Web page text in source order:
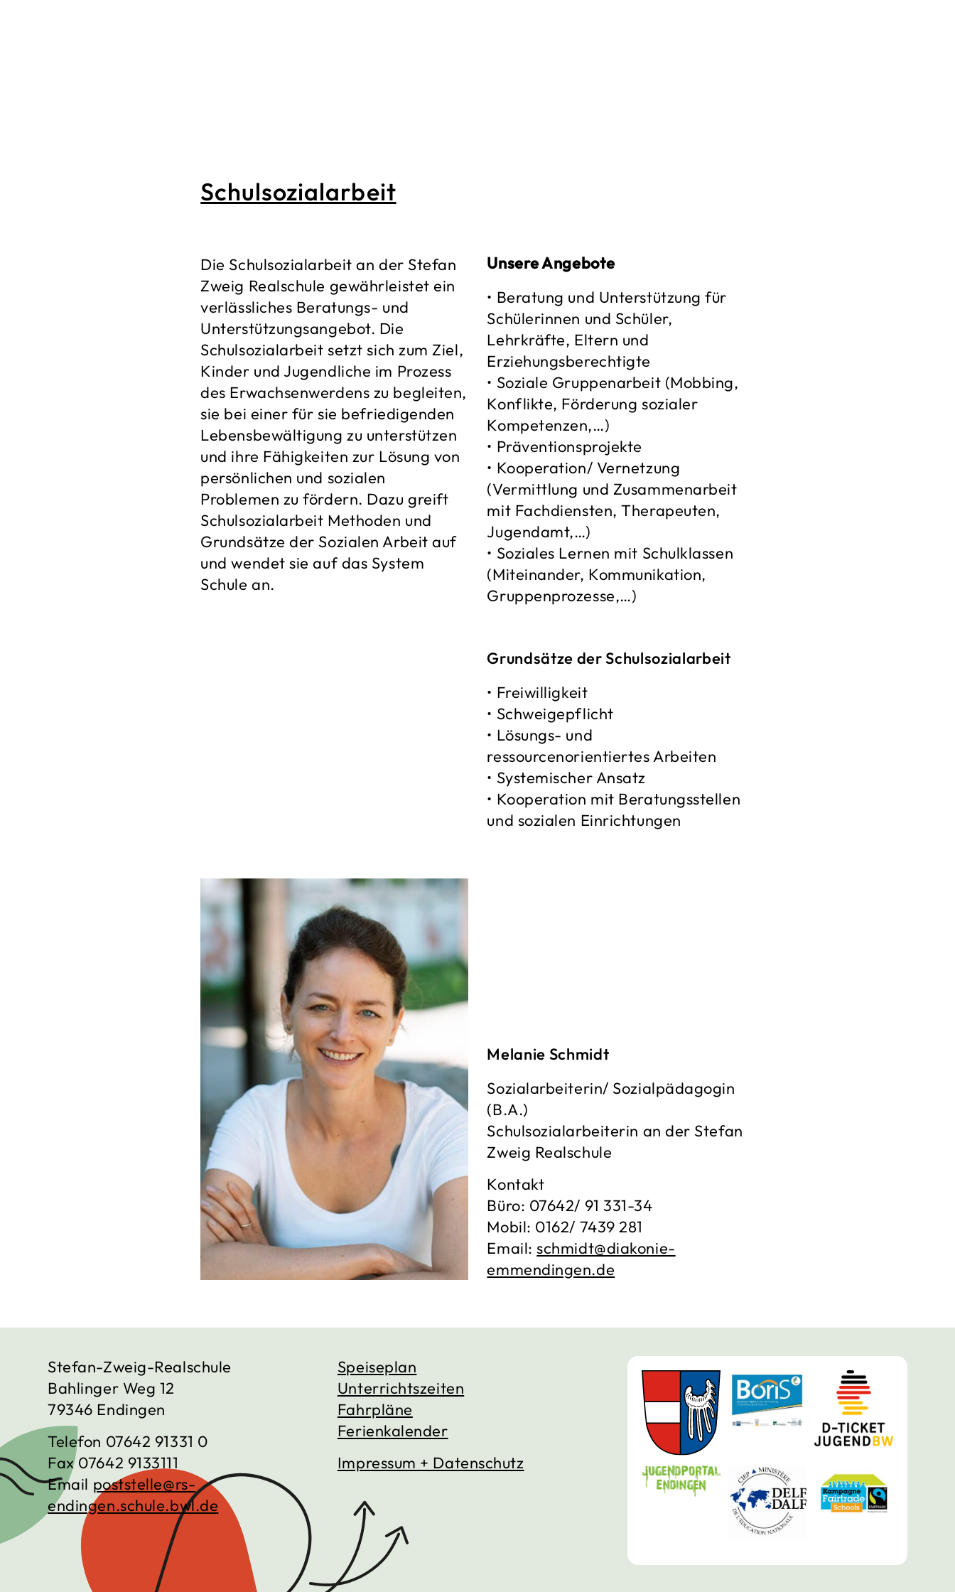
Schulsozialarbeit
Die Schulsozialarbeit an der Stefan
Zweig Realschule gewährleistet ein
verlässliches Beratungs- und
Unterstützungsangebot. Die
Schulsozialarbeit setzt sich zum Ziel,
Kinder und Jugendliche im Prozess
des Erwachsenwerdens zu begleiten,
sie bei einer für sie befriedigenden
Lebensbewältigung zu unterstützen
und ihre Fähigkeiten zur Lösung von
persönlichen und sozialen
Problemen zu fördern. Dazu greift
Schulsozialarbeit Methoden und
Grundsätze der Sozialen Arbeit auf
und wendet sie auf das System
Schule an.
Unsere Angebote
• Beratung und Unterstützung für
Schülerinnen und Schüler,
Lehrkräfte, Eltern und
Erziehungsberechtigte
• Soziale Gruppenarbeit (Mobbing,
Konflikte, Förderung sozialer
Kompetenzen,…)
• Präventionsprojekte
• Kooperation/ Vernetzung
(Vermittlung und Zusammenarbeit
mit Fachdiensten, Therapeuten,
Jugendamt,…)
• Soziales Lernen mit Schulklassen
(Miteinander, Kommunikation,
Gruppenprozesse,…)
Grundsätze der Schulsozialarbeit
• Freiwilligkeit
• Schweigepflicht
• Lösungs- und
ressourcenorientiertes Arbeiten
• Systemischer Ansatz
• Kooperation mit Beratungsstellen
und sozialen Einrichtungen
Melanie Schmidt
Sozialarbeiterin/ Sozialpädagogin
(B.A.)
Schulsozialarbeiterin an der Stefan
Zweig Realschule
Kontakt
Büro: 07642/ 91 331-34
Mobil: 0162/ 7439 281
Email:schmidt@diakonie-
emmendingen.de
Stefan-Zweig-Realschule
Bahlinger Weg 12
79346 Endingen
Telefon 07642 91331 0
Fax07642 9133111
Email poststelle@rs-
endingen.schule.bwl.de
Speiseplan
Unterrichtszeiten
Fahrpläne
Ferienkalender
Impressum + Datenschutz